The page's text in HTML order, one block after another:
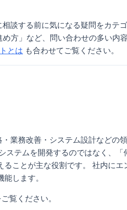
談する前に気になる疑問をカテ
め方」など、問い合わせの多い内
とは も合わせてご覧ください。
業務改善・システム設計などの
ステムを開発するのではなく、
ることが主な役割です。 社内に
します。
覧ください。